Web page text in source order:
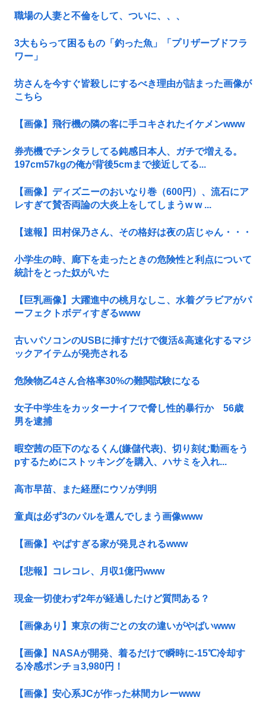
職場の人妻と不倫をして、ついに、、、
3大もらって困るもの「釣った魚」「プリザーブドフラ
ワー」
坊さんを今すぐ皆殺しにするべき理由が詰まった画像が
こちら
【画像】飛行機の隣の客に手コキされたイケメンwww
券売機でチンタラしてる鈍感日本人、ガチで増える。
197cm57kgの俺が背後5cmまで接近してる...
【画像】ディズニーのおいなり巻（600円）、流石にア
レすぎて賛否両論の大炎上をしてしまうw w ...
【速報】田村保乃さん、その格好は夜の店じゃん・・・
小学生の時、廊下を走ったときの危険性と利点について
統計をとった奴がいた
【巨乳画像】大躍進中の桃月なしこ、水着グラビアがパ
ーフェクトボディすぎるwww
古いパソコンのUSBに挿すだけで復活&高速化するマジ
ックアイテムが発売される
危険物乙4さん合格率30%の難関試験になる
女子中学生をカッターナイフで脅し性的暴行か 56歳
男を逮捕
暇空茜の臣下のなるくん(嫌儲代表)、切り刻む動画をう
pするためにストッキングを購入、ハサミを入れ...
高市早苗、また経歴にウソが判明
童貞は必ず3のパルを選んでしまう画像www
【画像】やばすぎる家が発見されるwww
【悲報】コレコレ、月収1億円www
現金一切使わず2年が経過したけど質問ある？
【画像あり】東京の街ごとの女の違いがやばいwww
【画像】NASAが開発、着るだけで瞬時に-15℃冷却す
る冷感ポンチョ3,980円！
【画像】安心系JCが作った林間カレーwww